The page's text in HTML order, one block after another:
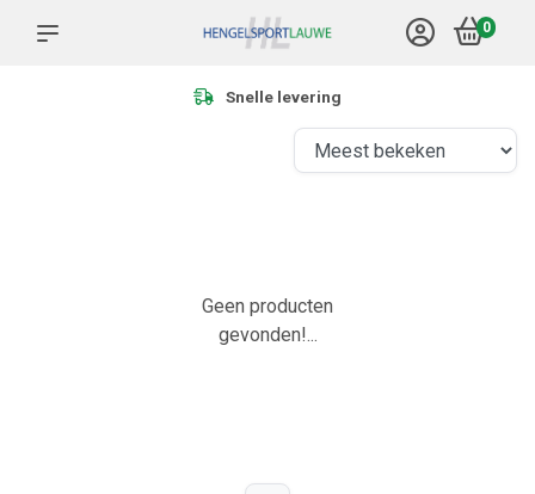
0
Snelle levering
Geen producten
gevonden!...